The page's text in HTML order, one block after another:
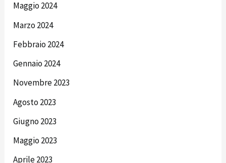
Maggio 2024
Marzo 2024
Febbraio 2024
Gennaio 2024
Novembre 2023
Agosto 2023
Giugno 2023
Maggio 2023
Aprile 2023